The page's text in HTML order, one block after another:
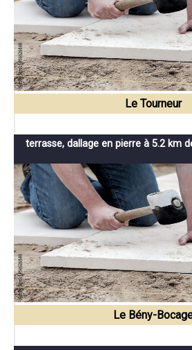
Le Tourneur
terrasse, dallage en pierre à 5.2 km
Le Bény-